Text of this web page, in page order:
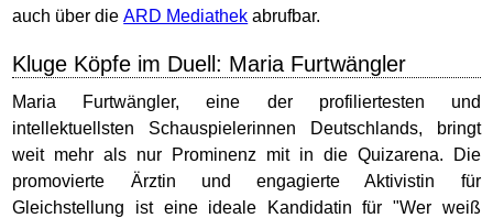
auch über dieARD Mediathek abrufbar.
Kluge Köpfe im Duell: Maria Furtwängler
Maria Furtwängler, eine der profiliertesten und
intellektuellsten Schauspielerinnen Deutschlands, bringt
weit mehr als nur Prominenz mit in die Quizarena. Die
promovierte Ärztin und engagierte Aktivistin für
Gleichstellung ist eine ideale Kandidatin für "Wer weiß